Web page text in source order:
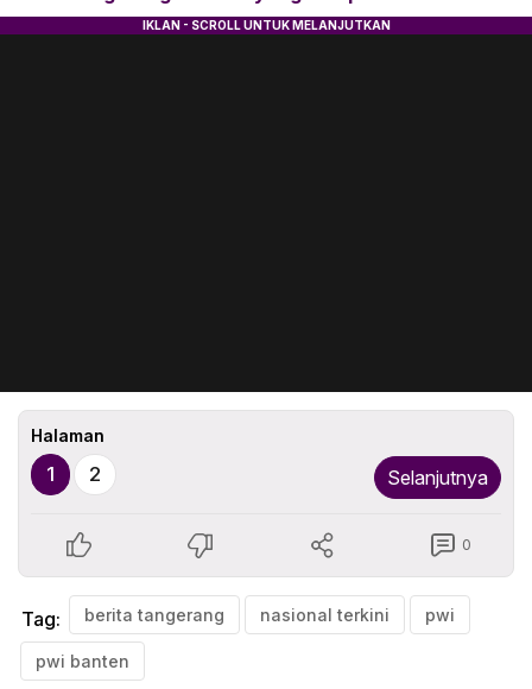
Halaman
1 2 Selanjutnya
0
Tag: berita tangerang nasional terkini pwi
pwi banten